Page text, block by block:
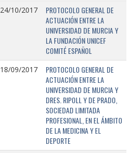
24/10/2017
PROTOCOLO GENERAL DE
ACTUACIÓN ENTRE LA
UNIVERSIDAD DE MURCIA Y
LA FUNDACIÓN UNICEF
COMITÉ ESPAÑOL
18/09/2017
PROTOCOLO GENERAL DE
ACTUACIÓN ENTRE LA
UNIVERSIDAD DE MURCIA Y
DRES. RIPOLL Y DE PRADO,
SOCIEDAD LIMITADA
PROFESIONAL, EN EL ÁMBITO
DE LA MEDICINA Y EL
DEPORTE